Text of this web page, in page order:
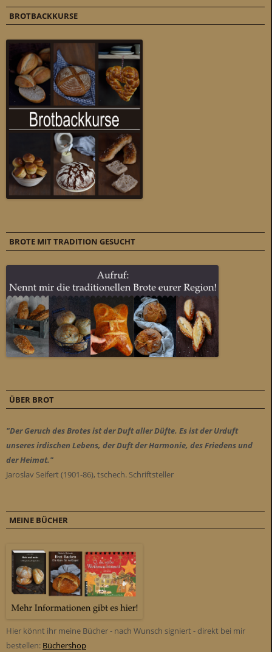
BROTBACKKURSE
BROTE MIT TRADITION GESUCHT
ÜBER BROT
"Der Geruch des Brotes ist der Duft aller Düfte. Es ist der Urduft
unseres irdischen Lebens, der Duft der Harmonie, des Friedens und
der Heimat."
Jaroslav Seifert (1901-86), tschech. Schriftsteller
MEINE BÜCHER
Hier könnt ihr meine Bücher - nach Wunsch signiert - direkt bei mir
bestellen: Büchershop